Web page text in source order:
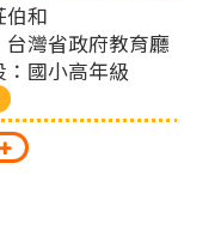
伯和
台灣省政府教育廳
：國小高年級